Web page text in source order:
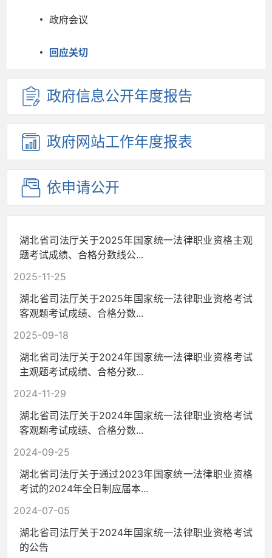
政府会议
回应关切
政府信息公开年度报告
政府网站工作年度报表
依申请公开
湖北省司法厅关于2025年国家统一法律职业资格主观
题考试成绩、合格分数线公...
2025-11-25
湖北省司法厅关于2025年国家统一法律职业资格考试
客观题考试成绩、合格分数...
2025-09-18
湖北省司法厅关于2024年国家统一法律职业资格考试
主观题考试成绩、合格分数...
2024-11-29
湖北省司法厅关于2024年国家统一法律职业资格考试
客观题考试成绩、合格分数...
2024-09-25
湖北省司法厅关于通过2023年国家统一法律职业资格
考试的2024年全日制应届本...
2024-07-05
湖北省司法厅关于2024年国家统一法律职业资格考试
的公告